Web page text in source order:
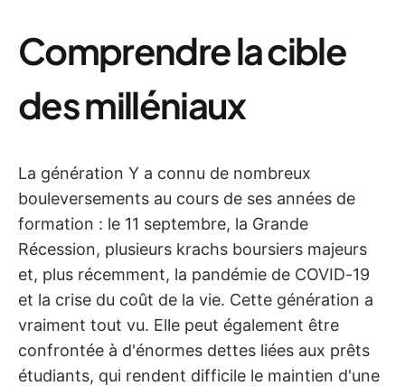
Comprendre la cible
des milléniaux
La génération Y a connu de nombreux
bouleversements au cours de ses années de
formation : le 11 septembre, la Grande
Récession, plusieurs krachs boursiers majeurs
et, plus récemment, la pandémie de COVID-19
et la crise du coût de la vie. Cette génération a
vraiment tout vu. Elle peut également être
confrontée à d'énormes dettes liées aux prêts
étudiants, qui rendent difficile le maintien d'une